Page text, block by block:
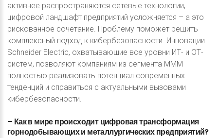
активнее распространяются сетевые технологии,
цифровой ландшафт предприятий усложняется – а это
рискованное сочетание. Проблему поможет решить
комплексный подход к кибербезопасности. Инновации
Schneider Electric, охватывающие все уровни ИТ- и ОТ-
систем, позволяют компаниям из сегмента MMM
полностью реализовать потенциал современных
тенденций и справиться с актуальными вызовами
кибербезопасности.
– Каквмирепроисходит цифроваятрансформация
горнодобывающихи металлургическихпредприятий?